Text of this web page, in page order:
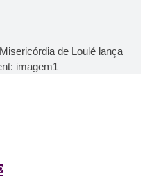
de Loulé lança
imagem1